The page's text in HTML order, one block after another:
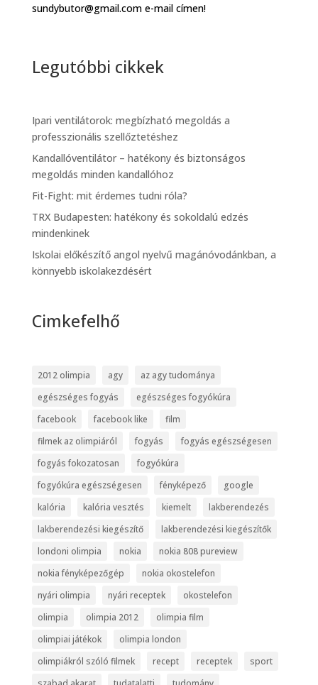
sundybutor@gmail.com e-mail címen!
Legutóbbi cikkek
Ipari ventilátorok: megbízható megoldás a
professzionális szellőztetéshez
Kandallóventilátor – hatékony és biztonságos
megoldás minden kandallóhoz
Fit-Fight: mit érdemes tudni róla?
TRX Budapesten: hatékony és sokoldalú edzés
mindenkinek
Iskolai előkészítő angol nyelvű magánóvodánkban, a
könnyebb iskolakezdésért
Cimkefelhő
2012 olimpia agy
az agy tudománya
egészséges fogyás
egészséges fogyókúra
facebook
facebook like
film
filmek az olimpiáról
fogyás
fogyás egészségesen
fogyás fokozatosan
fogyókúra
fogyókúra egészségesen
fényképező
google
kalória
kalória vesztés kiemelt
lakberendezés
lakberendezési kiegészítő
lakberendezési kiegészítők
londoni olimpia
nokia
nokia 808 pureview
nokia fényképezőgép
nokia okostelefon
nyári olimpia
nyári receptek
okostelefon
olimpia
olimpia 2012
olimpia film
olimpiai játékok
olimpia london
olimpiákról szóló filmek
recept receptek
sport